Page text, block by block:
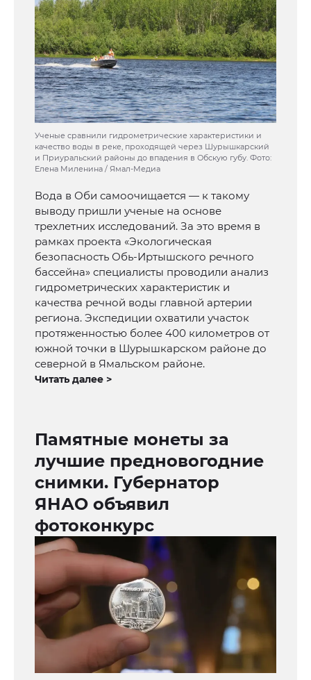
Ученые сравнили гидрометрические характеристики и
качество воды в реке, проходящей через Шурышкарский
и Приуральский районы до впадения в Обскую губу. Фото:
Елена Миленина / Ямал-Медиа
Вода в Оби самоочищается — к такому
выводу пришли ученые на основе
трехлетних исследований. За это время в
рамках проекта «Экологическая
безопасность Обь-Иртышского речного
бассейна» специалисты проводили анализ
гидрометрических характеристик и
качества речной воды главной артерии
региона. Экспедиции охватили участок
протяженностью более 400 километров от
южной точки в Шурышкарском районе до
северной в Ямальском районе.
Читать далее >
Памятные монеты за
лучшие предновогодние
снимки. Губернатор
ЯНАО объявил
фотоконкурс